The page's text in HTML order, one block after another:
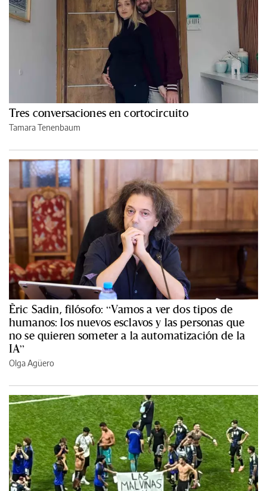
Tres conversaciones en cortocircuito
Tamara Tenenbaum
Èric Sadin, filósofo: “Vamos a ver dos tipos de
humanos: los nuevos esclavos y las personas que
no se quieren someter a la automatización de la
IA”
Olga Agüero